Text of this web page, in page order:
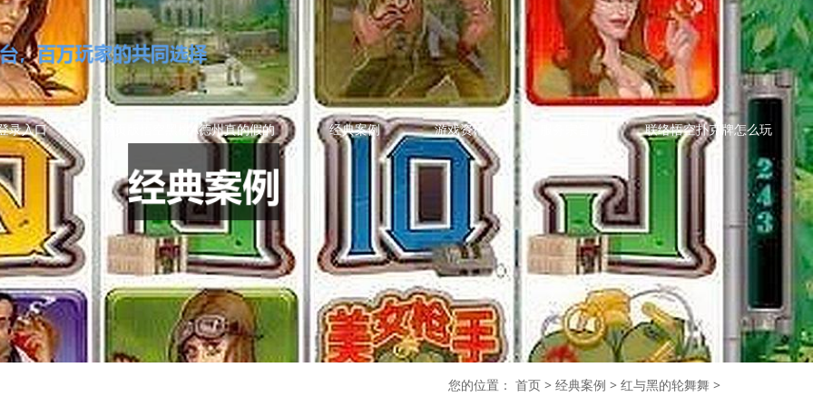
录入口 网页版悟空黑桃A德州真的假的 经典案例 游戏资讯 联络悟空扑克牌怎么玩
您的位置： 首页 > 经典案例 > 红与黑的轮舞舞 >